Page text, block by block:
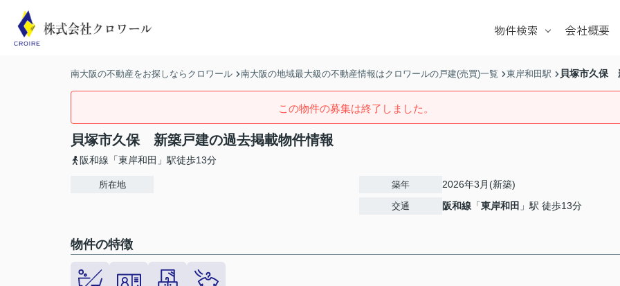
物件検索
マンション
土地
会社概要
南大阪の不動産をお探しならクロワール 南大阪の地域最大級の不動産情報はクロワールの戸建(売買)一覧 東岸和田駅 貝塚市久保
この物件の募集は終了しました。
貝塚市久保 新築戸建の過去掲載物件情報
阪和線「東岸和田」駅徒歩13分
所在地 築年 2026年3月(新築)
交通 阪和線 「東岸和田 」駅 徒歩13分
物件の特徴